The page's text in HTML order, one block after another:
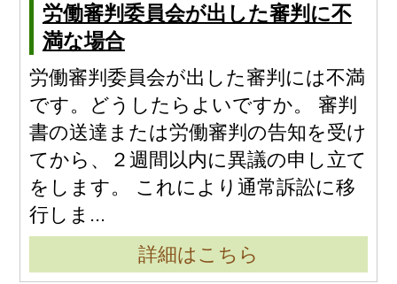
労働問題関連法
判例情報
解決までの流れ
弁護士紹介
お問い合わせ
費用
労働審判委員会が出した審判に不
満な場合
労働審判委員会が出した審判には不満
です。どうしたらよいですか。 審判
書の送達または労働審判の告知を受け
てから、２週間以内に異議の申し立て
をします。 これにより通常訴訟に移
行しま...
詳細はこちら